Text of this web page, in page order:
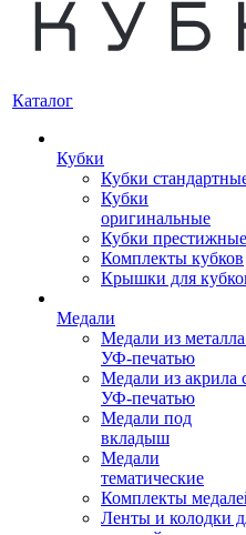
Каталог
Кубки
Кубки
Кубки
оригинальные
Кубки престижные
Комплекты кубков
Крышки для
Медали
Медали из
УФ-печатью
Медали из акрила
УФ-печатью
Медали под
вкладыш
Медали
тематические
Комплекты
Ленты и колодки